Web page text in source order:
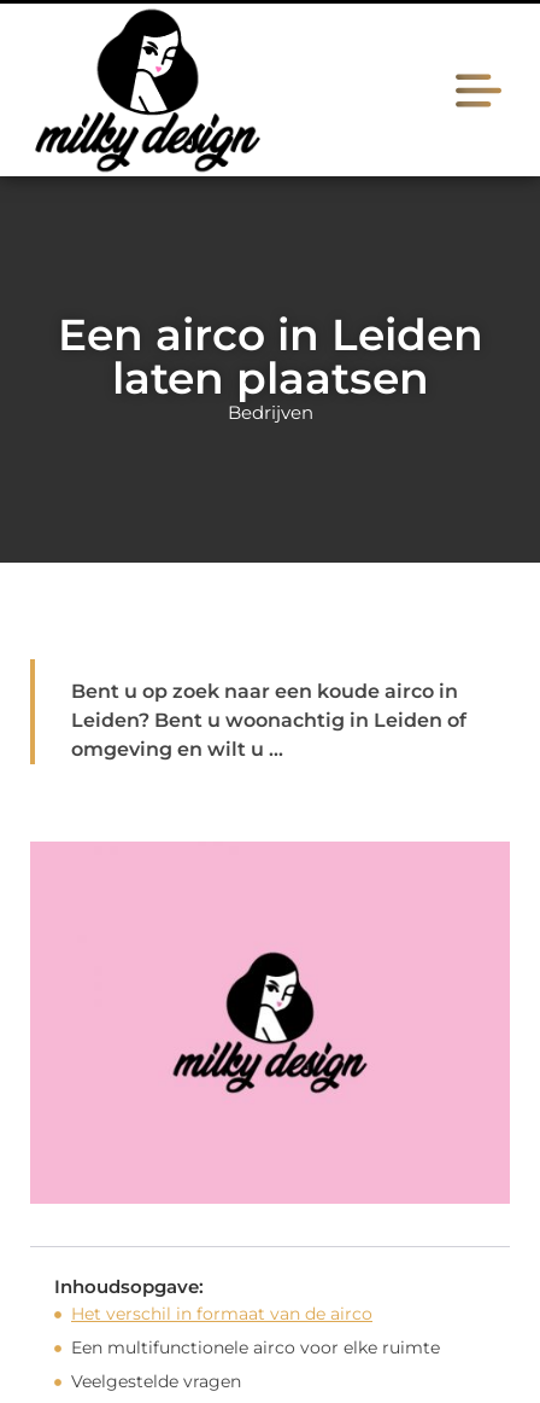
Een airco in Leiden
laten plaatsen
Bedrijven
Bent u op zoek naar een koude airco in
Leiden? Bent u woonachtig in Leiden of
omgeving en wilt u ...
Inhoudsopgave:
Het verschil in formaat van de airco
Een multifunctionele airco voor elke ruimte
Veelgestelde vragen